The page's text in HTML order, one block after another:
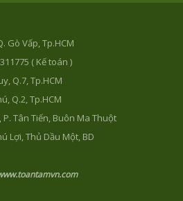
Gò Vấp, Tp.HCM
( Kế toán )
Q.7, Tp.HCM
Q.2, Tp.HCM
Tân Tiến, Buôn Ma Thuột
Lợi, Thủ Dầu Một, BD